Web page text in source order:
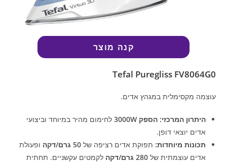
קנה מוצר
Tefal Puregliss FV8064G0
עוצמה מקסימלית במגהץ אדים.
היתרון המרכזי: הספק 3000W
לחימום מהיר במיוחד וביצועי
אדים יוצאי דופן.
תכונות מיוחדות: תפוקת אדים רציפה של50 גרם/דקה
ופעולת
אדים עוצמתית של280 גרם/דקה
לקמטים עקשניים. תחתית